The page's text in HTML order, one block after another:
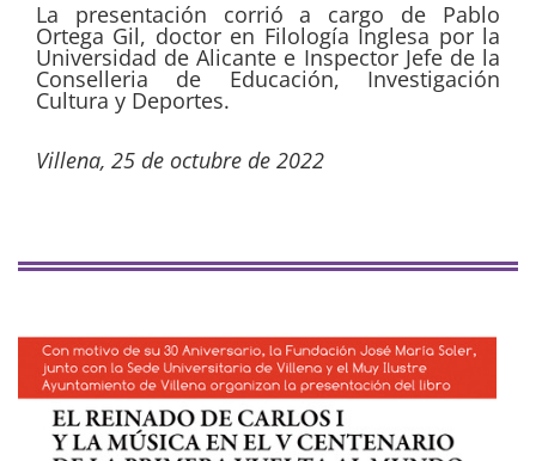
La presentación corrió a cargo de Pablo
Ortega Gil, doctor en Filología Inglesa por la
Universidad de Alicante e Inspector Jefe de la
Conselleria de Educación, Investigación
Cultura y Deportes.
Villena, 25 de octubre de 2022